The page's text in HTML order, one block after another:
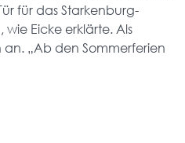
für das Starkenburg-
Eicke erklärte. Als
„Ab den Sommerferien